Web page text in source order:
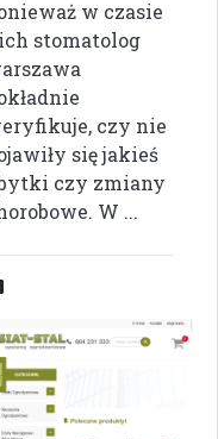
w czasie
stomatolog
czy nie
się jakieś
czy zmiany
W ...